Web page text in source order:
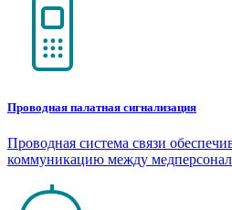
Проводная палатная сигнализация
Проводная система связи
коммуникацию между